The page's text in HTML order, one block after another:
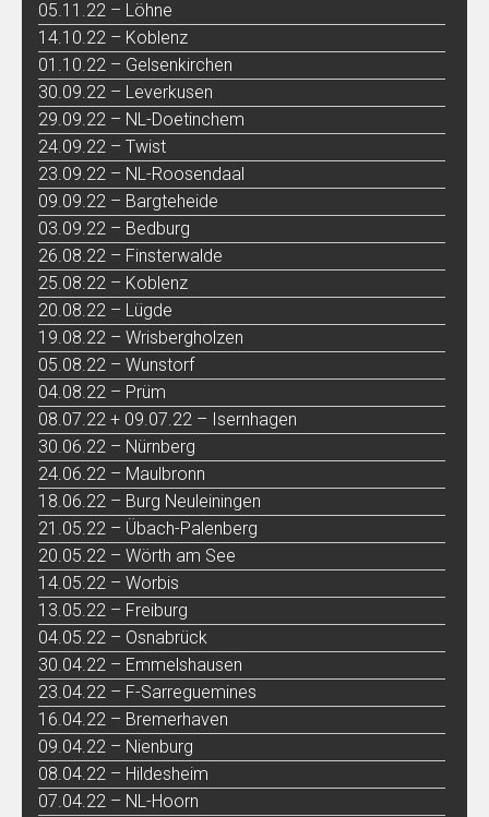
05.11.22 – Löhne
14.10.22 – Koblenz
01.10.22 – Gelsenkirchen
30.09.22 – Leverkusen
29.09.22 – NL-Doetinchem
24.09.22 – Twist
23.09.22 – NL-Roosendaal
09.09.22 – Bargteheide
03.09.22 – Bedburg
26.08.22 – Finsterwalde
25.08.22 – Koblenz
20.08.22 – Lügde
19.08.22 – Wrisbergholzen
05.08.22 – Wunstorf
04.08.22 – Prüm
08.07.22 + 09.07.22 – Isernhagen
30.06.22 – Nürnberg
24.06.22 – Maulbronn
18.06.22 – Burg Neuleiningen
21.05.22 – Übach-Palenberg
20.05.22 – Wörth am See
14.05.22 – Worbis
13.05.22 – Freiburg
04.05.22 – Osnabrück
30.04.22 – Emmelshausen
23.04.22 – F-Sarreguemines
16.04.22 – Bremerhaven
09.04.22 – Nienburg
08.04.22 – Hildesheim
07.04.22 – NL-Hoorn